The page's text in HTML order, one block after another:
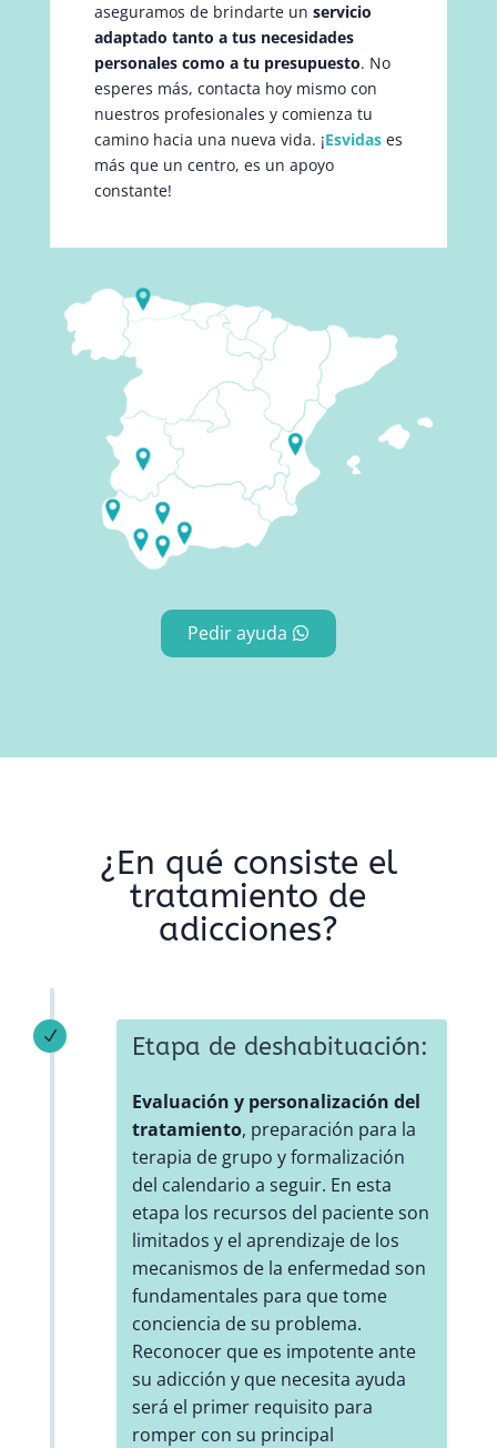
aseguramos de brindarte un servicio
adaptado tanto a tus necesidades
personales como a tu presupuesto. No
esperes más, contacta hoy mismo con
nuestros profesionales y comienza tu
camino hacia una nueva vida. ¡Esvidas es
más que un centro, es un apoyo
constante!
Pedir ayuda
¿En qué consiste el
tratamiento de
adicciones?
N Etapa de deshabituación:
Evaluación y personalización del
tratamiento, preparación para la
terapia de grupo y formalización
del calendario a seguir. En esta
etapa los recursos del paciente son
limitados y el aprendizaje de los
mecanismos de la enfermedad son
fundamentales para que tome
conciencia de su problema.
Reconocer que es impotente ante
su adicción y que necesita ayuda
será el primer requisito para
romper con su principal